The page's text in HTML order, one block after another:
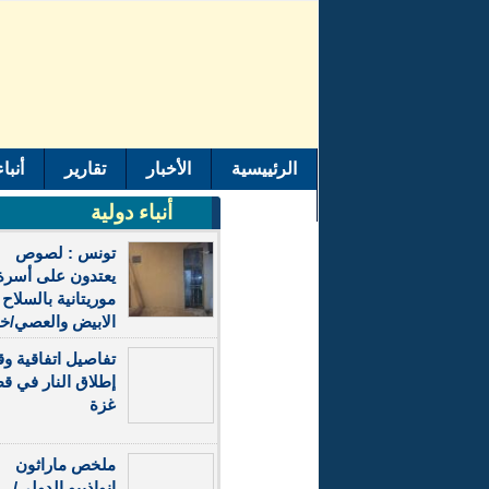
الرئييسية الأخبار تقارير
أنباء دولية
تونس : لصوص
يعتدون على
موريتانية بالسلاح
الابيض
تفاصيل اتفاقية
إطلاق النار في
غزة
ملخص ماراثون